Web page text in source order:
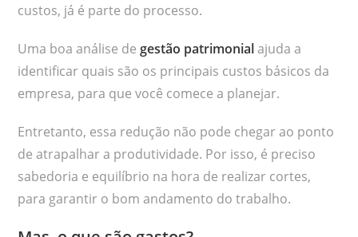
custos, já é parte do processo.
Uma boa análise degestão patrimonialajuda a
identificar quais são os principais custos básicos da
empresa, para que você comece a planejar.
Entretanto, essa redução não pode chegar ao ponto
de atrapalhar a produtividade. Por isso, é preciso
sabedoria e equilíbrio na hora de realizar cortes,
para garantir o bom andamento do trabalho.